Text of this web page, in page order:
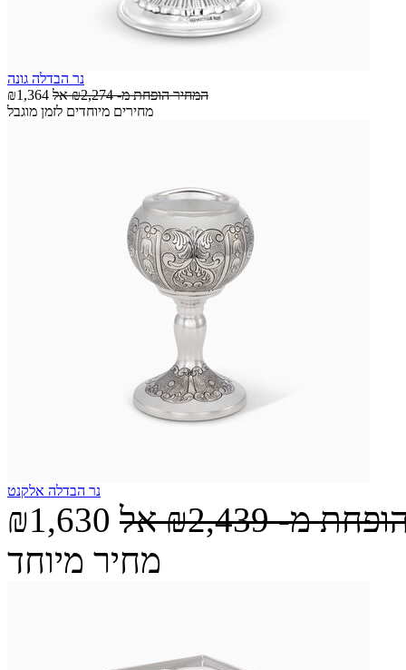
נר הבדלה גונה
₪1,364
המחיר הופחת מ-₪2,274 אל
מחירים מיוחדים לזמן מוגבל
נר הבדלה אלקנט
₪1,630 מ-₪2,439 אל
מחיר מיוחד